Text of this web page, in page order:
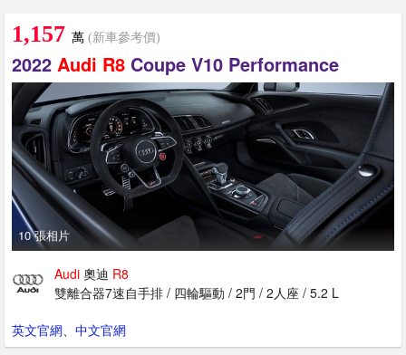
1,157 萬 (新車參考價)
2022 Audi R8 Coupe V10 Performance
10 張相片
Audi 奧迪 R8
雙離合器7速自手排 / 四輪驅動 / 2門 / 2人座 / 5.2 L
英文官網 中文官網